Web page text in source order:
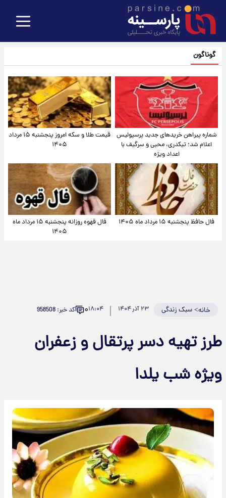
گوناگون
شماره پیراهن خریدهای جدید پرسپولیس
اعلام شد؛ تیکدری، محبی و سرگیف با
اعداد ویژه
قیمت طلا و سکه امروز پنجشنبه ۱۵ مرداد
۱۴۰۵
فال حافظ پنجشنبه ۱۵ مرداد ماه ۱۴۰۵
فال قهوه روزانه پنجشنبه ۱۵ مرداد ماه
۱۴۰۵
خانه>سبک زندگی ۲۳ آذر ۱۴۰۴ ۱۸:۰۴۰ کد خبر: 958508
طرز تهیه دسر پرتقال و زعفران
ویژه شب یلدا